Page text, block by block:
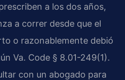
a los dos años,
a correr desde que el
o razonablemente debió
Va. Code § 8.01-249(1).
con un abogado para